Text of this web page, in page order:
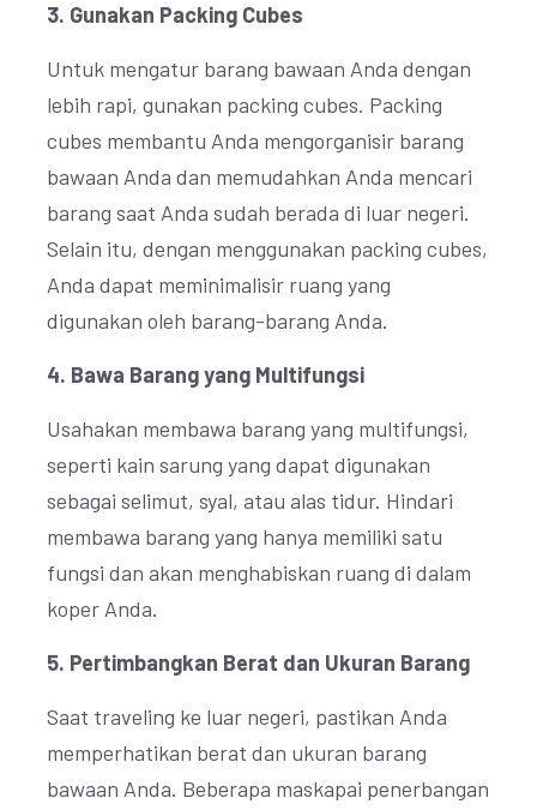
3. Gunakan Packing Cubes
Untuk mengatur barang bawaan Anda dengan
lebih rapi, gunakan packing cubes. Packing
cubes membantu Anda mengorganisir barang
bawaan Anda dan memudahkan Anda mencari
barang saat Anda sudah berada di luar negeri.
Selain itu, dengan menggunakan packing cubes,
Anda dapat meminimalisir ruang yang
digunakan oleh barang-barang Anda.
4. Bawa Barang yang Multifungsi
Usahakan membawa barang yang multifungsi,
seperti kain sarung yang dapat digunakan
sebagai selimut, syal, atau alas tidur. Hindari
membawa barang yang hanya memiliki satu
fungsi dan akan menghabiskan ruang di dalam
koper Anda.
5. Pertimbangkan Berat dan Ukuran Barang
Saat traveling ke luar negeri, pastikan Anda
memperhatikan berat dan ukuran barang
bawaan Anda. Beberapa maskapai penerbangan